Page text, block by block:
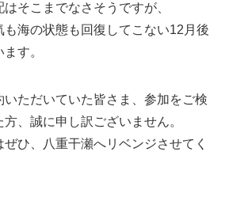
そこまでなさそうですが、
も海の状態も回復してこない12月後
す。
いただいていた皆さま、参加をご検
、誠に申し訳ございません。
ぜひ、八重干瀬へリベンジさせてく